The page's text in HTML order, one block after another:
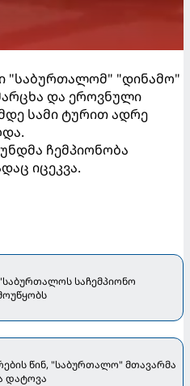
"საბურთალომ" "დინამო"
და ეროვნული
სამი ტურით ადრე
ჩემპიონობა
იცეკვა.
საჩემპიონო
წინ, "საბურთალო" მთავარმა
დატოვა